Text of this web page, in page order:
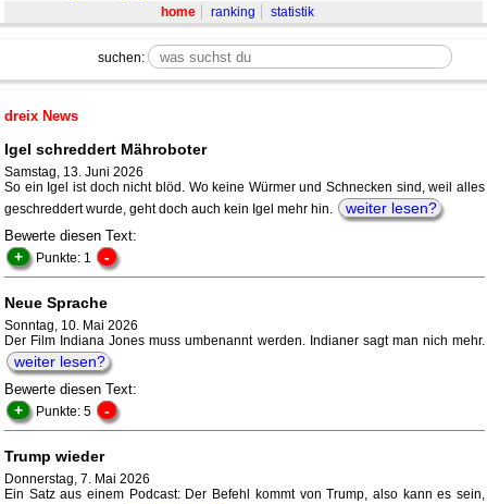
home ranking statistik
suchen:
dreix News
Igel schreddert Mähroboter
Samstag, 13. Juni 2026
So ein Igel ist doch nicht blöd. Wo keine Würmer und Schnecken sind, weil alles
geschreddert wurde, geht doch auch kein Igel mehr hin.
weiter lesen?
Bewerte diesen Text:
+ Punkte: 1 -
Neue Sprache
Sonntag, 10. Mai 2026
Der Film Indiana Jones muss umbenannt werden. Indianer sagt man nich mehr.
weiter lesen?
Bewerte diesen Text:
+ Punkte: 5 -
Trump wieder
Donnerstag, 7. Mai 2026
Ein Satz aus einem Podcast: Der Befehl kommt von Trump, also kann es sein,